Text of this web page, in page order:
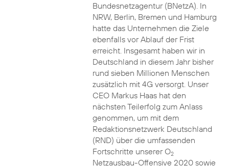
Bundesnetzagentur (BNetzA). In
NRW, Berlin, Bremen und Hamburg
hatte das Unternehmen die Ziele
ebenfalls vor Ablauf der Frist
erreicht. Insgesamt haben wir in
Deutschland in diesem Jahr bisher
rund sieben Millionen Menschen
zusätzlich mit 4G versorgt. Unser
CEO Markus Haas hat den
nächsten Teilerfolg zum Anlass
genommen, um mit dem
Redaktionsnetzwerk Deutschland
(RND) über die umfassenden
Fortschritte unserer O2
Netzausbau-Offensive 2020 sowie